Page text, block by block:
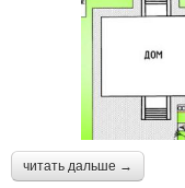
читать дальше →